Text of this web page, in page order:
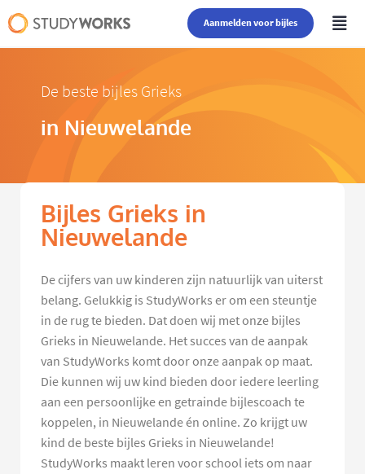
Aanmelden voor bijles
De beste bijles Grieks
in Nieuwelande
Bijles Grieks in
Nieuwelande
De cijfers van uw kinderen zijn natuurlijk van uiterst
belang. Gelukkig is StudyWorks er om een steuntje
in de rug te bieden. Dat doen wij met onze bijles
Grieks in Nieuwelande. Het succes van de aanpak
van StudyWorks komt door onze aanpak op maat.
Die kunnen wij uw kind bieden door iedere leerling
aan een persoonlijke en getrainde bijlescoach te
koppelen, in Nieuwelande én online. Zo krijgt uw
kind de beste bijles Grieks in Nieuwelande!
StudyWorks maakt leren voor school iets om naar